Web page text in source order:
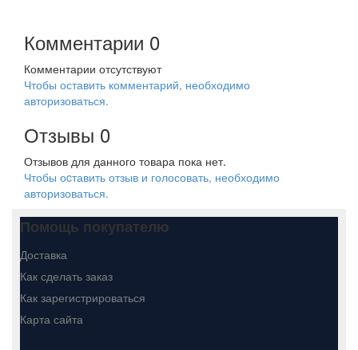
Комментарии 0
Комментарии отсутствуют
Чтобы оставить комментарий, необходимо
авторизоваться.
Отзывы 0
Отзывов для данного товара пока нет.
Чтобы оcтавить отзыв и голосовать, необходимо
авторизоваться.
Помощь покупателю
Доставка
Как сделать заказ
Как зарегистрироваться
Карта сайта